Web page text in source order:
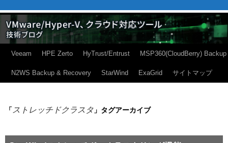
Veeam HPE Zerto HyTrust/Entrust MSP360(CloudBerry) Backup
N2WS Backup & Recovery StarWind ExaGrid サイトマップ
「 ストレッチドクラスタ 」タグアーカイブ